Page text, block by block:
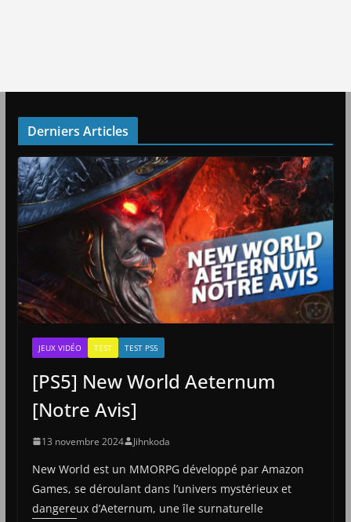
Derniers Articles
JEUX VIDÉO TEST TEST PS5
[PS5] New World Aeternum
[Notre Avis]
13 novembre 2024 Jihnkoda
New World est un MMORPG développé par Amazon
Games, se déroulant dans l’univers mystérieux et
dangereux d’Aeternum, une île surnaturelle